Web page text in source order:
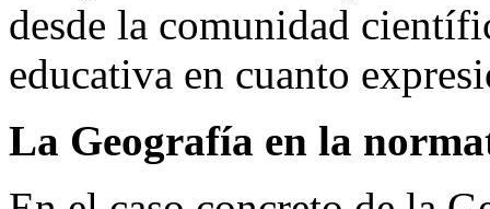
desde la comunidad
educativa en cuanto
La Geografía en la